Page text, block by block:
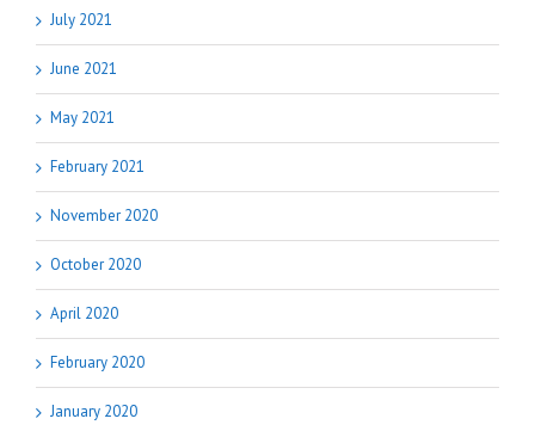
July 2021
June 2021
May 2021
February 2021
November 2020
October 2020
April 2020
February 2020
January 2020